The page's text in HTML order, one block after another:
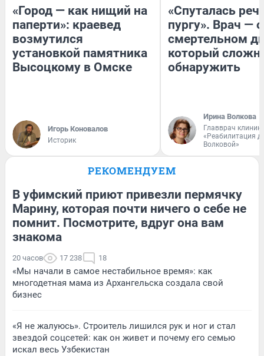
«Город — как нищий на
паперти»: краевед
возмутился
установкой памятника
Высоцкому в Омске
Игорь Коновалов
Историк
«Спуталась
пургу». Врач — о
смертельном
который
обнаружить
Ирина Волкова
Главврач
«Реабилитация
Волковой»
РЕКОМЕНДУЕМ
В уфимский приют привезли пермячку
Марину, которая почти ничего о себе не
помнит. Посмотрите, вдруг она вам
знакома
20 часов 17 238 18
«Мы начали в самое нестабильное время»: как
многодетная мама из Архангельска создала свой
бизнес
«Я не жалуюсь». Строитель лишился рук и ног и стал
звездой соцсетей: как он живет и почему его семью
искал весь Узбекистан